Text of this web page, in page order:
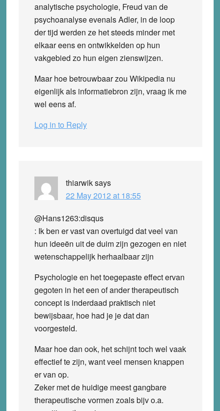
analytische psychologie, Freud van de
psychoanalyse evenals Adler, in de loop
der tijd werden ze het steeds minder met
elkaar eens en ontwikkelden op hun
vakgebied zo hun eigen zienswijzen.
Maar hoe betrouwbaar zou Wikipedia nu
eigenlijk als informatiebron zijn, vraag ik me
wel eens af.
Log in to Reply
thiarwiksays
22 May 2012 at 18:55
@Hans1263:disqus
: Ik ben er vast van overtuigd dat veel van
hun ideeën uit de duim zijn gezogen en niet
wetenschappelijk herhaalbaar zijn
Psychologie en het toegepaste effect ervan
gegoten in het een of ander therapeutisch
concept is inderdaad praktisch niet
bewijsbaar, hoe had je je dat dan
voorgesteld.
Maar hoe dan ook, het schijnt toch wel vaak
effectief te zijn, want veel mensen knappen
er van op.
Zeker met de huidige meest gangbare
therapeutische vormen zoals bijv o.a.